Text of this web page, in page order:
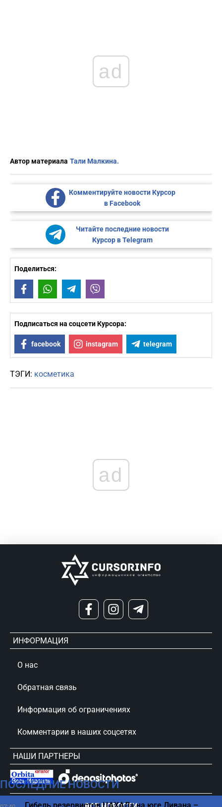
ad
Автор материала Тали Малкина.
Комментируйте новости Курсор
в Facebook
Читайте последние новости
Курсор в Telegram
Поделиться:
FacebookWhatsAppTelegram
Подписаться на соцсети Курсора:
facebook instagram telegram
ТЭГИ: косметика
ПОСЛЕДНИЕ НОВОСТИ
ad
ИНФОРМАЦИЯ
О нас
Обратная связь
Информация об ограничениях
Комментарии в наших соцсетях
НАШИ ПАРТНЕРЫ
сursorinfo.co.il © Все права защищены